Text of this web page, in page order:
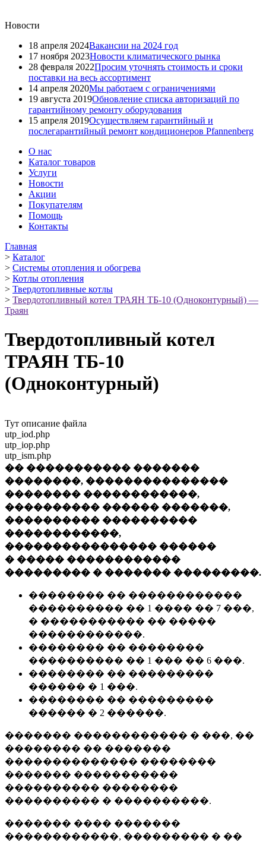
Новости
18 апреля 2024Вакансии на 2024 год
17 ноября 2023Новости климатического рынка
28 февраля 2022Просим уточнять стоимость и сроки
поставки на весь ассортимент
14 апреля 2020Мы работаем с ограничениями
19 августа 2019Обновление списка авторизаций по
гарантийному ремонту оборудования
15 апреля 2019Осуществляем гарантийный и
послегарантийный ремонт кондиционеров Pfannenberg
О нас
Каталог товаров
Услуги
Новости
Акции
Покупателям
Помощь
Контакты
Главная
> Каталог
> Системы отопления и обогрева
> Котлы отопления
> Твердотопливные котлы
> Твердотопливный котел ТРАЯН ТБ-10 (Одноконтурный) —
Траян
Твердотопливный котел
ТРАЯН ТБ-10
(Одноконтурный)
Тут описание файла
utp_iod.php
utp_iop.php
utp_ism.php
�� ����������� �������
��������, ���������������
�������� ������������,
���������� ������ �������,
���������� ����������
������������,
���������������� ������
� ����� ������������
��������� � ������� ���������.
�������� �� ������������
���������� �� 1 ���� �� 7 ���,
� ����������� �� �����
������������.
�������� �� ��������
���������� �� 1 ��� �� 6 ���.
�������� �� ���������
������ � 1 ���.
�������� �� ���������
������ � 2 ������.
������� ������������ � ���, ��
�������� �� �������
�������������� ��������
������� �����������
���������� ��������
���������� � ����������.
������� ���� �������
������������, ��������� � ��